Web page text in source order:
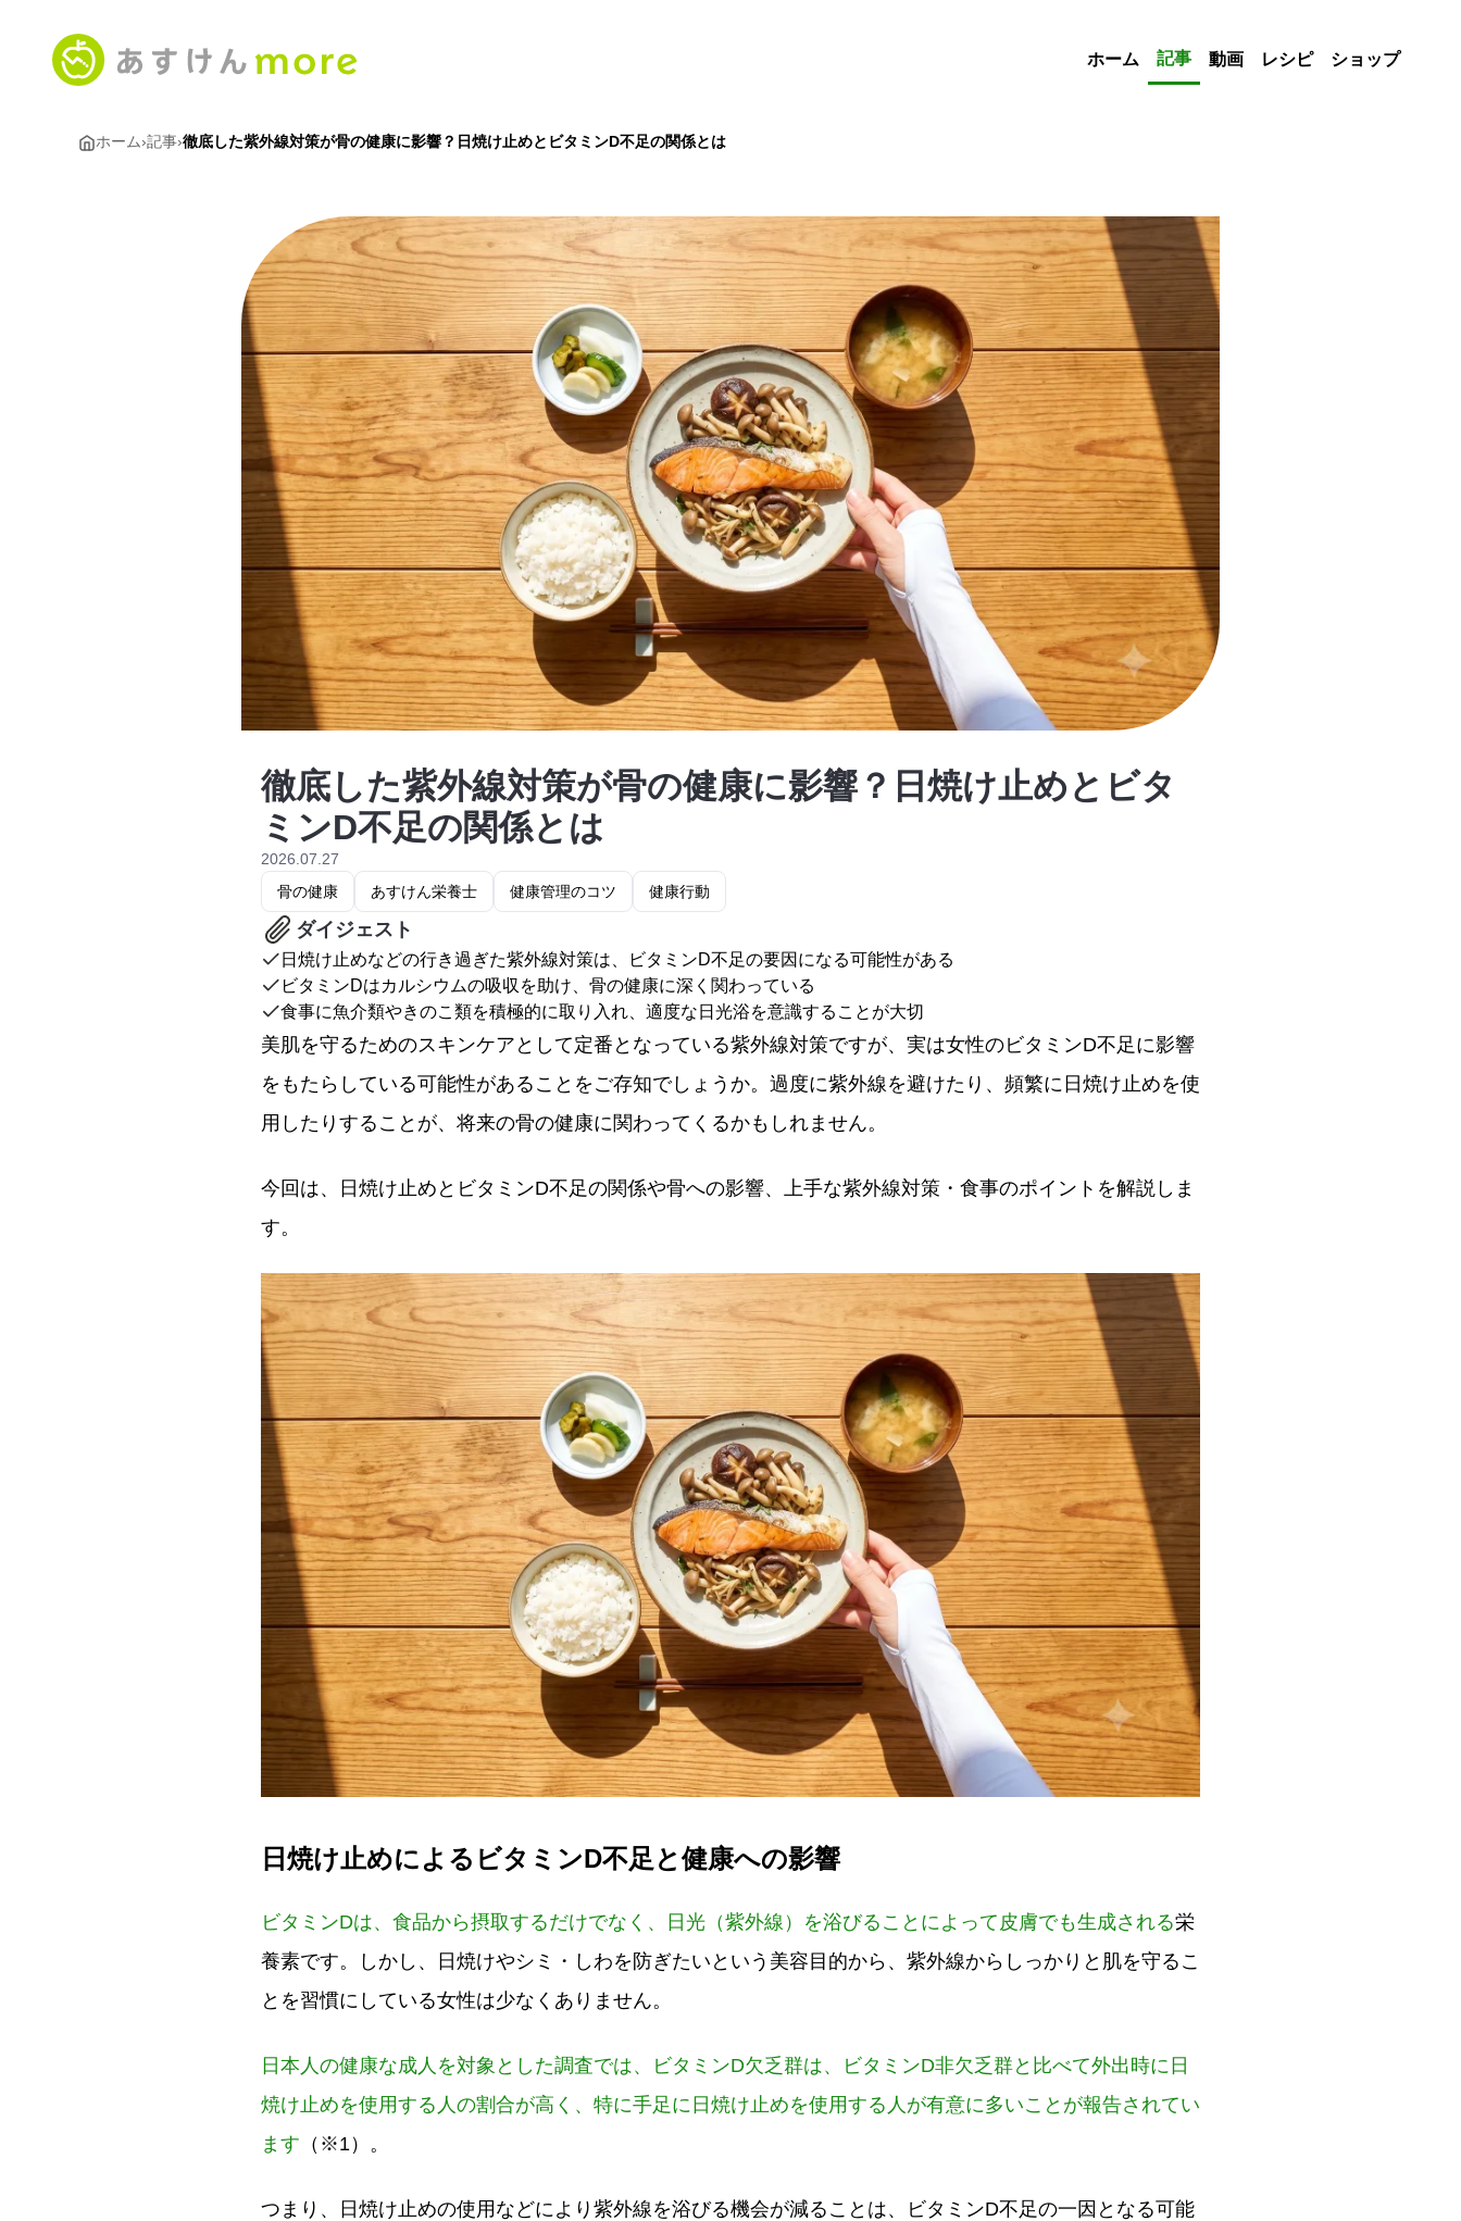
ホーム 記事 動画 レシピ ショップ
ホーム›記事›徹底した紫外線対策が骨の健康に影響？日焼け止めとビタミンD不足の関係とは
徹底した紫外線対策が骨の健康に影響？日焼け止めとビタ
ミンD不足の関係とは
2026.07.27
骨の健康
あすけん栄養士 健康管理のコツ 健康行動
ダイジェスト
日焼け止めなどの行き過ぎた紫外線対策は、ビタミンD不足の要因になる可能性がある
ビタミンDはカルシウムの吸収を助け、骨の健康に深く関わっている
食事に魚介類やきのこ類を積極的に取り入れ、適度な日光浴を意識することが大切
美肌を守るためのスキンケアとして定番となっている紫外線対策ですが、実は女性のビタミンD不足に影響
をもたらしている可能性があることをご存知でしょうか。過度に紫外線を避けたり、頻繁に日焼け止めを使
用したりすることが、将来の骨の健康に関わってくるかもしれません。
今回は、日焼け止めとビタミンD不足の関係や骨への影響、上手な紫外線対策・食事のポイントを解説しま
す。
日焼け止めによるビタミンD不足と健康への影響
ビタミンDは、食品から摂取するだけでなく、日光（紫外線）を浴びることによって皮膚でも生成される栄
養素です。しかし、日焼けやシミ・しわを防ぎたいという美容目的から、紫外線からしっかりと肌を守るこ
とを習慣にしている女性は少なくありません。
日本人の健康な成人を対象とした調査では、ビタミンD欠乏群は、ビタミンD非欠乏群と比べて外出時に日
焼け止めを使用する人の割合が高く、特に手足に日焼け止めを使用する人が有意に多いことが報告されてい
ます （※1）。
つまり、日焼け止めの使用などにより紫外線を浴びる機会が減ることは、ビタミンD不足の一因となる可能